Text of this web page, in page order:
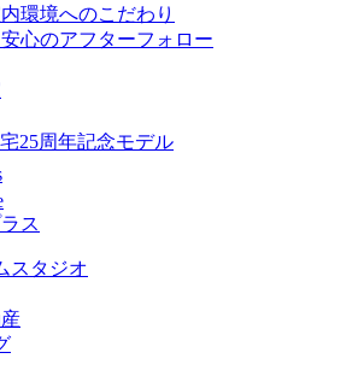
環境へのこだわり
心のアフターフォロー
25周年記念モデル
ス
スタジオ